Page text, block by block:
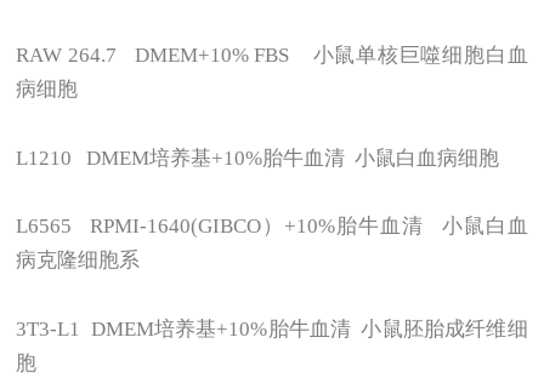
RAW 264.7 DMEM+10% FBS 小鼠单核巨噬细胞白血
病细胞
L1210 DMEM培养基+10%胎牛血清 小鼠白血病细胞
L6565 RPMI-1640(GIBCO ）+10%胎牛血清 小鼠白血
病克隆细胞系
3T3-L1 DMEM培养基+10%胎牛血清 小鼠胚胎成纤维细
胞